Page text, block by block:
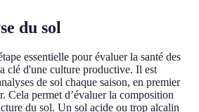
du sol
essentielle pour évaluer la santé des
clé d'une culture productive. Il est
de sol chaque saison, en premier
Cela permet d’évaluer la composition
du sol. Un sol acide ou trop alcalin